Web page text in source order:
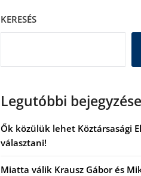
KERESÉS
Legutóbbi
Ők közülük lehet Köztársasági
választani!
Miatta válik Krausz Gábor és